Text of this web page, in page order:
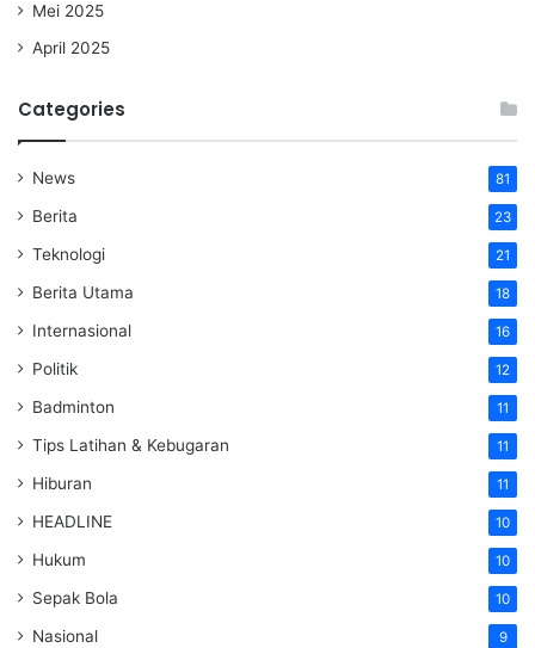
Mei 2025
April 2025
Categories
News 81
Berita 23
Teknologi 21
Berita Utama 18
Internasional 16
Politik 12
Badminton 11
Tips Latihan & Kebugaran 11
Hiburan 11
HEADLINE 10
Hukum 10
Sepak Bola 10
Nasional 9